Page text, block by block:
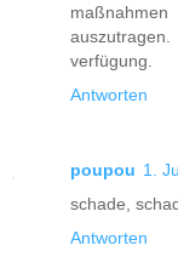
verfügung.
Antworten
poupou 1.
schade,
Antworten